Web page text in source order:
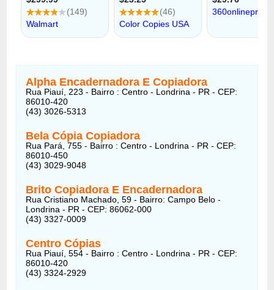
Alpha Encadernadora E Copiadora
Rua Piauí, 223 - Bairro : Centro - Londrina - PR - CEP:
86010-420
(43) 3026-5313
Bela Cópia Copiadora
Rua Pará, 755 - Bairro : Centro - Londrina - PR - CEP:
86010-450
(43) 3029-9048
Brito Copiadora E Encadernadora
Rua Cristiano Machado, 59 - Bairro: Campo Belo -
Londrina - PR - CEP: 86062-000
(43) 3327-0009
Centro Cópias
Rua Piauí, 554 - Bairro : Centro - Londrina - PR - CEP:
86010-420
(43) 3324-2929